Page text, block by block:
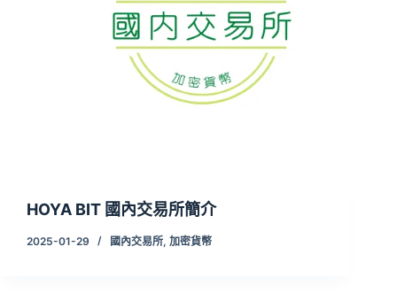
HOYA BIT 國內交易所簡介
2025-01-29 國內交易所, 加密貨幣